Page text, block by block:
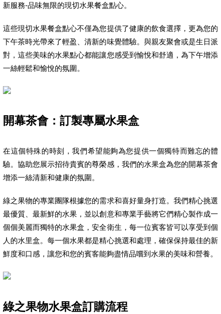
新服務-品味無限的現切水果餐盒點心。
這些現切水果餐盒點心不僅為您提供了健康的飲食選擇，更為您的
下午茶時光帶來了輕盈、清新的味覺體驗。與親友聚會或是生日派
對，這些美味的水果點心都能讓您感受到愉悅和舒適，為下午增添
一絲輕鬆和愉悅的氛圍。
開幕茶會：訂製專屬水果盒
在這個特殊的時刻，我們希望能夠為您提供一個獨特而難忘的體
驗。協助您展示招待貴賓的尊榮感，我們的水果盒為您的開幕茶會
增添一絲清新和健康的氛圍。
綠之果物的專業團隊根據您的需求和喜好量身打造。我們精心挑選
最優質、最新鮮的水果，並以創意和專業手藝將它們精心製作成一
個個美麗而獨特的水果盒，安全衛生，每一位賓客皆可以享受到個
人的水里盒。每一個水果都是精心挑選和處理，確保保持最佳的新
鮮度和口感，讓您和您的賓客能夠盡情品嚐到水果的美味和營養。
綠之果物水果盒訂購流程